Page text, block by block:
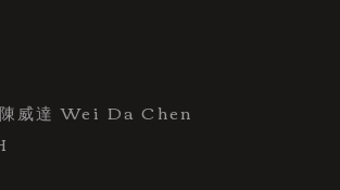
威達 Wei Da Chen